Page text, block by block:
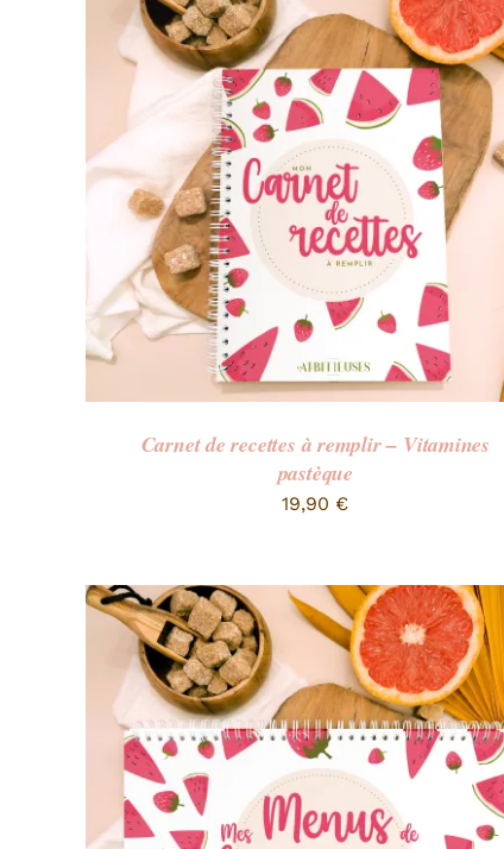
Carnet de recettes à remplir – Vitamines
pastèque
19,90 €